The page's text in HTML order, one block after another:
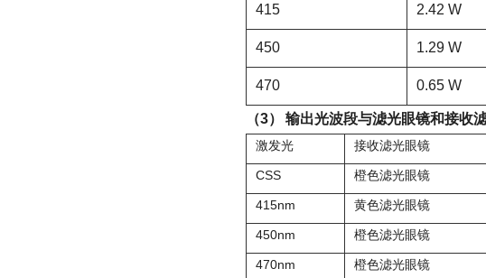
415 2.42 W
450 1.29 W
470 0.65 W
（3） 输出光波段与滤光眼镜和接收
激发光 接收滤光眼镜
CSS 橙色滤光眼镜
415nm 黄色滤光眼镜
450nm 橙色滤光眼镜
470nm 橙色滤光眼镜